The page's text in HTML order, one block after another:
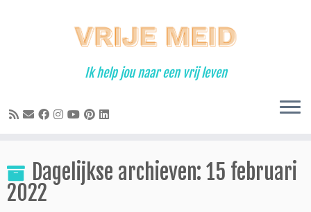
Ik help jou naar een vrij leven
Dagelijkse archieven: 15 februari
2022